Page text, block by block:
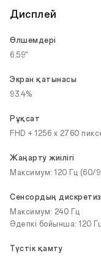
Дисплей
Өлшемдері
6.59"
Экран қатынасы
93.4%
Рұқсат
FHD + 1256 x 2760
Жаңарту жиілігі
Максимум: 120 Гц (60/
Сенсордың
Максимум: 240 Гц
Әдепкі бойынша: 120
Түстік қамту